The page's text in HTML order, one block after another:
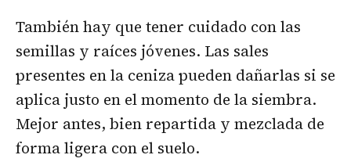
También hay que tener cuidado con las
semillas y raíces jóvenes. Las sales
presentes en la ceniza pueden dañarlas si se
aplica justo en el momento de la siembra.
Mejor antes, bien repartida y mezclada de
forma ligera con el suelo.